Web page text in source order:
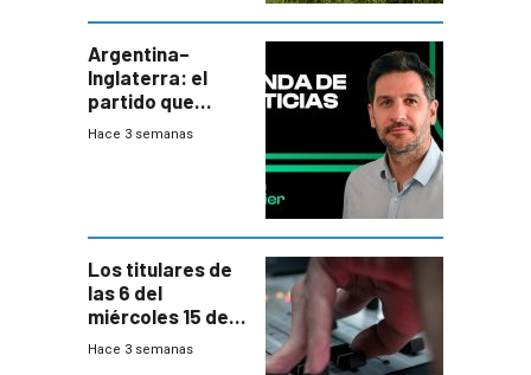
departamental
Argentina–
Inglaterra: el
partido que
nunca termina
Hace 3 semanas
Los titulares de
las 6 del
miércoles 15 de
julio de 2026
Hace 3 semanas